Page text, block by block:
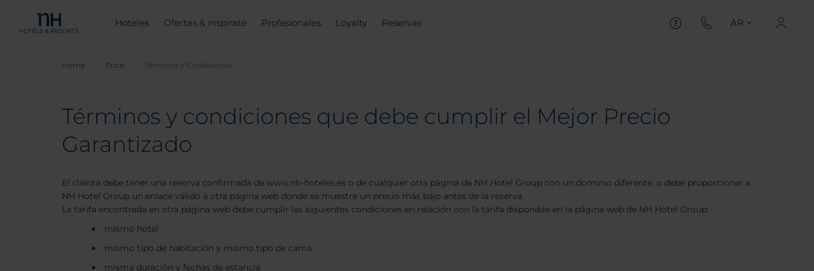
Hoteles Ofertas & inspírate Profesionales Loyalty Reservas AR
Home Price Términos y Condiciones
Términos y condiciones que debe cumplir el Mejor Precio
Garantizado
El cliente debe tener una reserva confirmada de www.nh-hoteles.es o de cualquier otra página de NH Hotel Group con un dominio diferente, o debe proporcionar a
NH Hotel Group un enlace válido a otra página web donde se muestre un precio más bajo antes de la reserva.
La tarifa encontrada en otra página web debe cumplir las siguientes condiciones en relación con la tarifa disponible en la página web de NH Hotel Group:
mismo hotel
mismo tipo de habitación y mismo tipo de cama
misma duración y fechas de estancia